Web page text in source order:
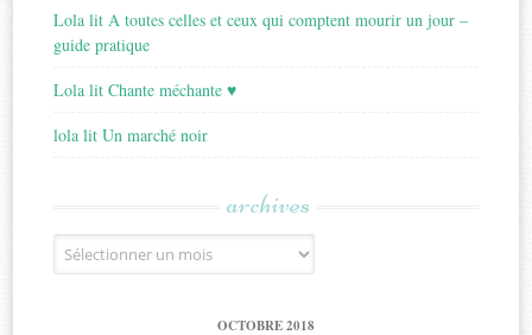
Lola lit A toutes celles et ceux qui comptent mourir un jour –
guide pratique
Lola lit Chante méchante ♥
lola lit Un marché noir
archives
Archives
OCTOBRE 2018